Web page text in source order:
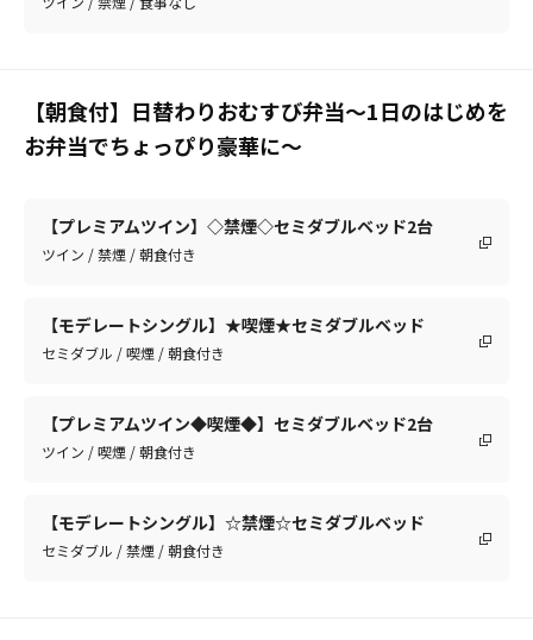
【朝食付】日替わりおむすび弁当～1日のはじめを
お弁当でちょっぴり豪華に～
【プレミアムツイン】◇禁煙◇セミダブルベッド2台
ツイン / 禁煙 / 朝食付き
【モデレートシングル】★喫煙★セミダブルベッド
セミダブル / 喫煙 / 朝食付き
【プレミアムツイン◆喫煙◆】セミダブルベッド2台
ツイン / 喫煙 / 朝食付き
【モデレートシングル】☆禁煙☆セミダブルベッド
セミダブル / 禁煙 / 朝食付き